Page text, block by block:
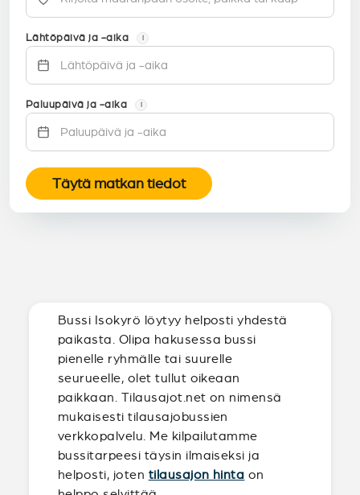
Lähtöpäivä ja -aika i
Paluupäivä ja -aika i
Täytä matkan tiedot
Bussi Isokyrö löytyy helposti yhdestä
paikasta. Olipa hakusessa bussi
pienelle ryhmälle tai suurelle
seurueelle, olet tullut oikeaan
paikkaan. Tilausajot.net on nimensä
mukaisesti tilausajobussien
verkkopalvelu. Me kilpailutamme
bussitarpeesi täysin ilmaiseksi ja
helposti, joten tilausajon hinta on